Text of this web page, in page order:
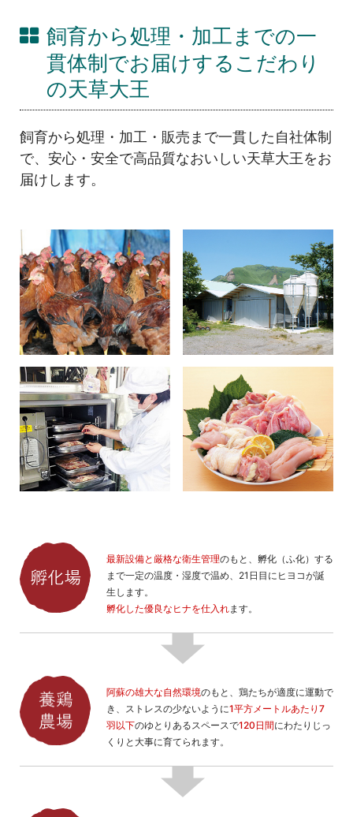
飼育から処理・加工までの一
貫体制でお届けするこだわり
の天草大王
飼育から処理・加工・販売まで一貫した自社体制
で、安心・安全で高品質なおいしい天草大王をお
届けします。
最新設備と厳格な衛生管理のもと、孵化（ふ化）する
まで一定の温度・湿度で温め、21日目にヒヨコが誕
生します。
孵化した優良なヒナを仕入れます。
阿蘇の雄大な自然環境のもと、鶏たちが適度に運動で
き、ストレスの少ないように1平方メートルあたり7
羽以下のゆとりあるスペースで120日間にわたりじっ
くりと大事に育てられます。